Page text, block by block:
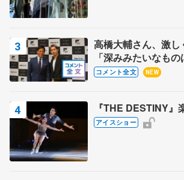
高橋大輔さん、激
「深みみたいなも
る？」 〝兄さん〟
コメント全文 NEW
『THE DESTINY』
アイスショー